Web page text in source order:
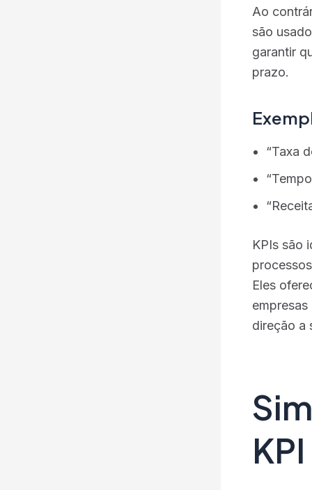
Ao
são
garantir
prazo​.
“Taxa
KPIs são
Eles
direção a
KPI